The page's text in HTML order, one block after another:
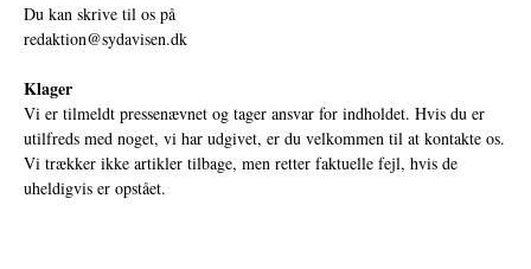
Du kan skrive til os på
redaktion@sydavisen.dk
Klager
Vi er tilmeldt pressenævnet og tager ansvar for indholdet. Hvis du er
utilfreds med noget, vi har udgivet, er du velkommen til at kontakte os.
Vi trækker ikke artikler tilbage, men retter faktuelle fejl, hvis de
uheldigvis er opstået.